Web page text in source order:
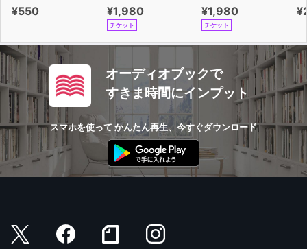
¥550 ¥1,980
チケット
¥1,980
チケット
オーディオブックで
すきま時間にインプット
スマホを使って かんたん再生、今すぐダウンロード